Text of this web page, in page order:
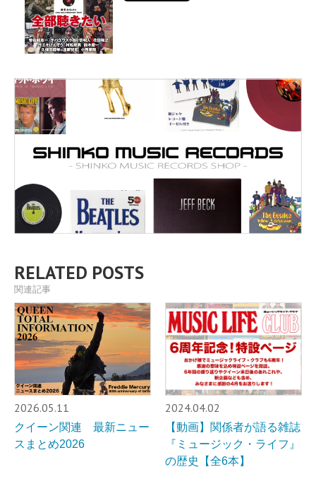
RELATED POSTS
関連記事
2026.05.11
クイーン関連 最新ニュー
スまとめ2026
2024.04.02
【動画】関係者が語る雑誌
『ミュージック・ライフ』
の歴史【全6本】